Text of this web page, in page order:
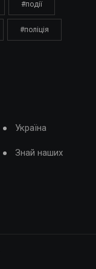
#події
#поліція
Україна
Знай наших